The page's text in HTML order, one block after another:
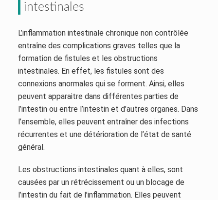
intestinales
L’inflammation intestinale chronique non contrôlée
entraîne des complications graves telles que la
formation de fistules et les obstructions
intestinales. En effet, les fistules sont des
connexions anormales qui se forment. Ainsi, elles
peuvent apparaitre dans différentes parties de
l’intestin ou entre l’intestin et d’autres organes. Dans
l’ensemble, elles peuvent entraîner des infections
récurrentes et une détérioration de l’état de santé
général.
Les obstructions intestinales quant à elles, sont
causées par un rétrécissement ou un blocage de
l’intestin du fait de l’inflammation. Elles peuvent